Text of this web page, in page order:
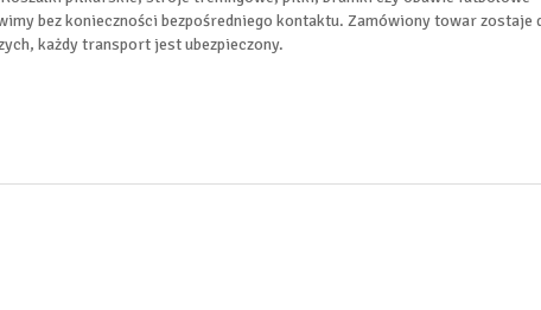
bez konieczności bezpośredniego kontaktu. Zamówiony towar zostaje
każdy transport jest ubezpieczony.